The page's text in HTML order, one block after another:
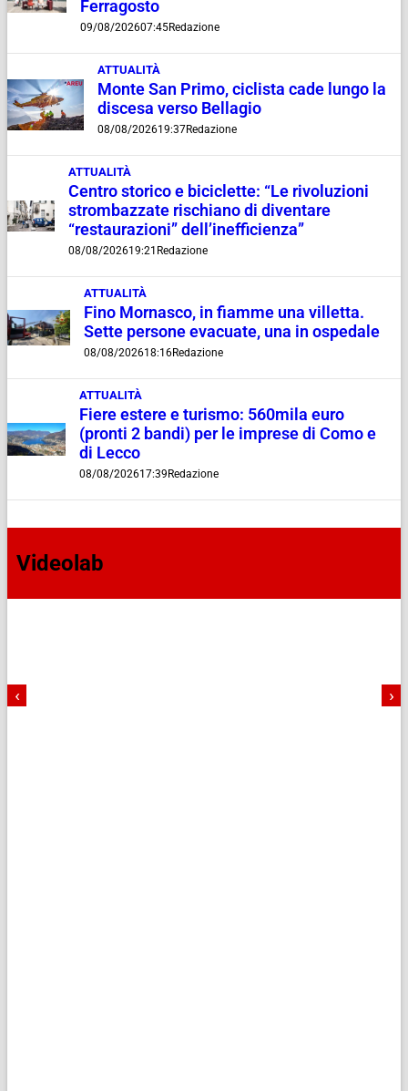
Ferragosto
09/08/202607:45Redazione
ATTUALITÀ
Monte San Primo, ciclista cade lungo la
discesa verso Bellagio
08/08/202619:37Redazione
ATTUALITÀ
Centro storico e biciclette: “Le rivoluzioni
strombazzate rischiano di diventare
“restaurazioni” dell’inefficienza”
08/08/202619:21 Redazione
ATTUALITÀ
Fino Mornasco, in fiamme una villetta.
Sette persone evacuate, una in ospedale
08/08/202618:16Redazione
ATTUALITÀ
Fiere estere e turismo: 560mila euro
(pronti 2 bandi) per le imprese di Como e
di Lecco
08/08/202617:39 Redazione
Videolab
‹ ›